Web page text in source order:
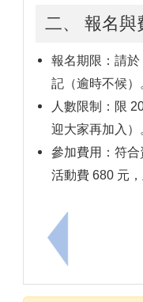
上一筆：本市
二、 報名與
報名期限：請
記（逾時不候）
人數限制：限
迎大家再加入）
參加費用：符
活動費 680 元